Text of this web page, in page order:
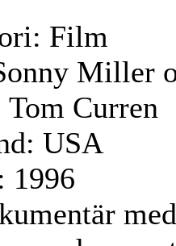
Film
Miller
Curren
USA
1996